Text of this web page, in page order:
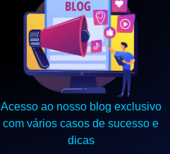
Acesso ao nosso blog exclusivo
com vários casos de sucesso e
dicas